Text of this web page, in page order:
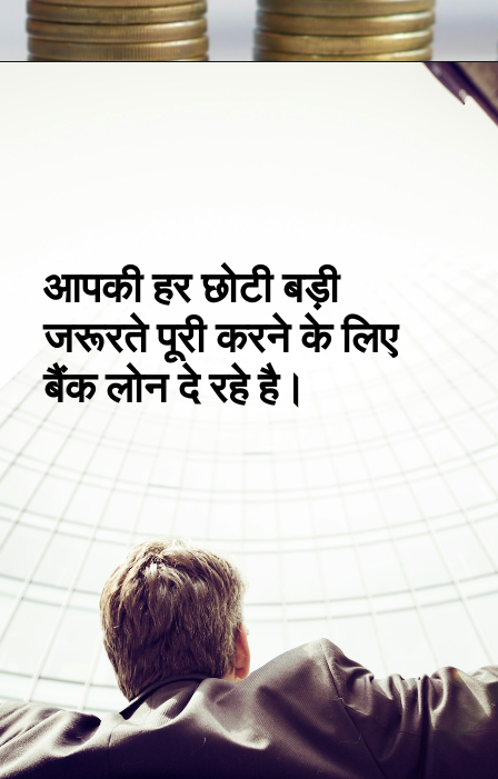
आपकी हर छोटी बड़ी
जरूरते पूरी करने के लिए
बैंक लोन दे रहे है।